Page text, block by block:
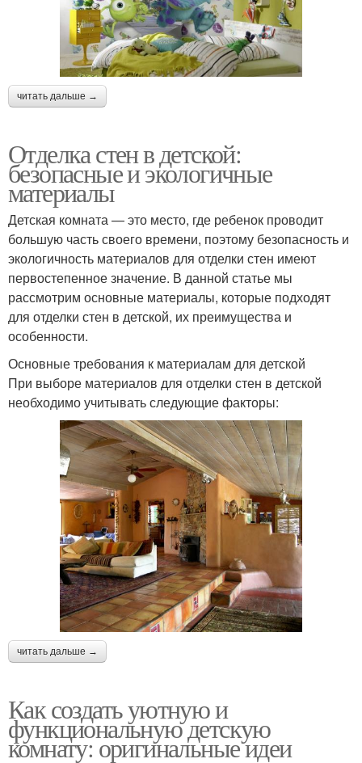
читать дальше →
Отделка стен в детской:
безопасные и экологичные
материалы
Детская комната — это место, где ребенок проводит
большую часть своего времени, поэтому безопасность и
экологичность материалов для отделки стен имеют
первостепенное значение. В данной статье мы
рассмотрим основные материалы, которые подходят
для отделки стен в детской, их преимущества и
особенности.
Основные требования к материалам для детской
При выборе материалов для отделки стен в детской
необходимо учитывать следующие факторы:
читать дальше →
Как создать уютную и
функциональную детскую
комнату: оригинальные идеи